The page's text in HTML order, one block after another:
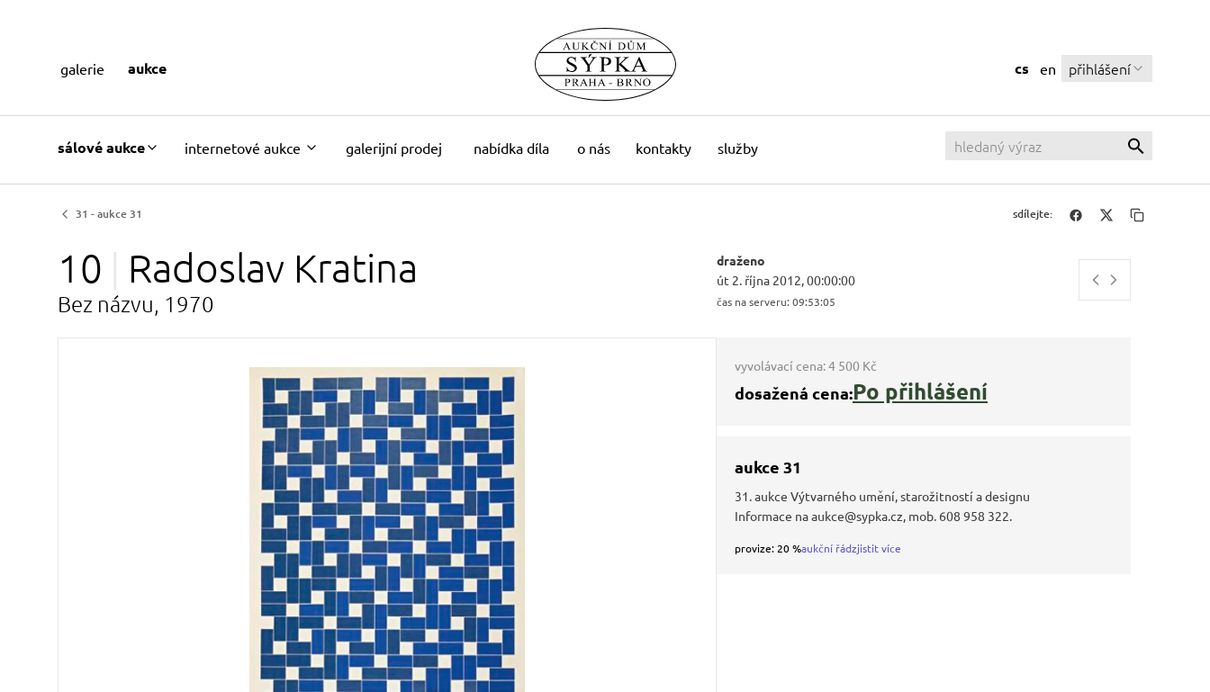
sálové aukce internetové aukce galerijní prodej nabídka díla o nás kontakty služby
cs en přihlášení
galerie aukce
31 - aukce 31 sdílejte:
10 Radoslav Kratina
Bez názvu, 1970
draženo
út 2. října 2012, 00:00:00
čas na serveru: 09:53:06
vyvolávací cena:4 500 Kč
dosažená cena:Po přihlášení
aukce 31
31. aukce Výtvarného umění, starožitností a designu
Informace na aukce@sypka.cz, mob. 608 958 322.
provize: 20 %aukční řádzjistit více